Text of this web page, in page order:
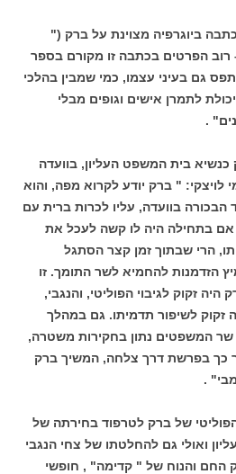
ביוגרפיה מצוינת על ברק ("
הוצאת כתר 2000 – רוב הפרטים בכתבה זו מקורם בספר
גם בעיני עצמו, כמי שמבין בהלכי
לתמרן אישים וגופים מבלי
.
בית המשפט העליון, בוועדה
לויצקי: " ברק יודע לקרוא מפה, והוא
בוועדה, עליו לכרות ברית עם
בתחילה היה לו קשה לעכל את
הרי שבתוך זמן קצר הסתגל
הזדמנות להחמיא לשר התומך. זו
זקוק לגיבוי הפוליטי, והנגבי,
זקוק לשיפור תדמיתו. גם במהלך
המשפטים נתון בחקירות משטרה,
כך בפרשת דרך צלחה, המשיך ברק
.
של ברק לטרפוד בחירתה של
ואולי גם להחלטתו של צחי הנגבי
החם והנוח של " קדימה" , חופשי